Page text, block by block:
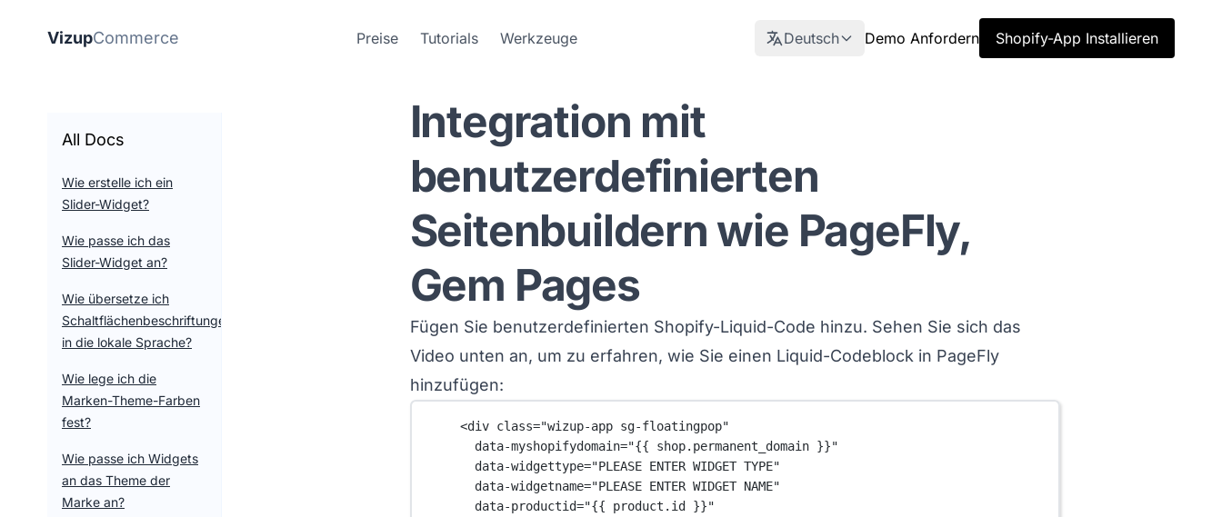
VizupCommerce Preise Tutorials Werkzeuge Deutsch Demo Anfordern Shopify-App Installieren
All Docs
Wie erstelle ich ein
Slider-Widget?
Wie passe ich das
Slider-Widget an?
Wie übersetze ich
Schaltflächenbeschriftungen
in die lokale Sprache?
Wie lege ich die
Marken-Theme-Farben
fest?
Wie passe ich Widgets
an das Theme der
Marke an?
Integration mit
benutzerdefinierten
Seitenbuildern wie PageFly,
Gem Pages
Fügen Sie benutzerdefinierten Shopify-Liquid-Code hinzu. Sehen Sie sich das
Video unten an, um zu erfahren, wie Sie einen Liquid-Codeblock in PageFly
hinzufügen:
<div class="wizup-app sg-floatingpop"
data-myshopifydomain="{{ shop.permanent_domain }}"
data-widgettype="PLEASE ENTER WIDGET TYPE"
data-widgetname="PLEASE ENTER WIDGET NAME"
data-productid="{{ product.id }}"